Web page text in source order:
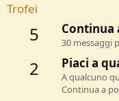
Trofei
5 Continua
30 messaggi
2 Piaci a
A qualcuno
Continua a